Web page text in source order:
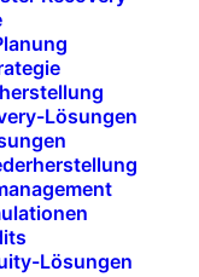
Lösungen
Lösungen
und
produktiv zu
und
arbeiten
bieten